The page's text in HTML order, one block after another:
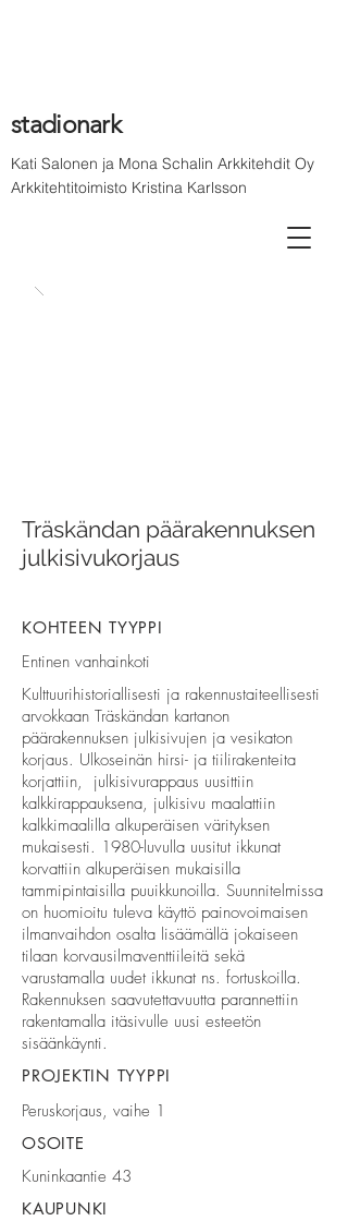
stadionark
Kati Salonen ja Mona Schalin Arkkitehdit Oy
Arkkitehtitoimisto Kristina Karlsson
Träskändan päärakennuksen
julkisivukorjaus
KOHTEEN TYYPPI
Entinen vanhainkoti
Kulttuurihistoriallisesti ja rakennustaiteellisesti
arvokkaan Träskändan kartanon
päärakennuksen julkisivujen ja vesikaton
korjaus. Ulkoseinän hirsi- ja tiilirakenteita
korjattiin, julkisivurappaus uusittiin
kalkkirappauksena, julkisivu maalattiin
kalkkimaalilla alkuperäisen värityksen
mukaisesti. 1980-luvulla uusitut ikkunat
korvattiin alkuperäisen mukaisilla
tammipintaisilla puuikkunoilla. Suunnitelmissa
on huomioitu tuleva käyttö painovoimaisen
ilmanvaihdon osalta lisäämällä jokaiseen
tilaan korvausilmaventtiileitä sekä
varustamalla uudet ikkunat ns. fortuskoilla.
Rakennuksen saavutettavuutta parannettiin
rakentamalla itäsivulle uusi esteetön
sisäänkäynti.
PROJEKTIN TYYPPI
Peruskorjaus, vaihe 1
OSOITE
Kuninkaantie 43
KAUPUNKI